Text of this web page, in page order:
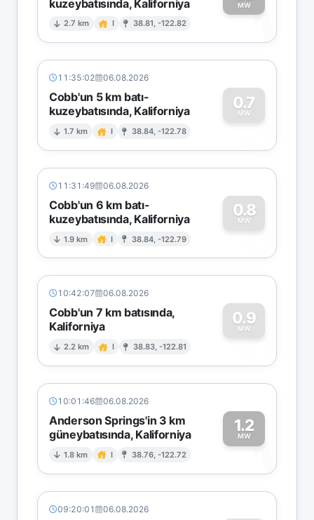
kuzeybatısında, Kaliforniya
2.7 km I 38.81, -122.82
MW1
11:35:02 06.08.2026
Cobb'un 5 km batı-
kuzeybatısında, Kaliforniya
1.7 km I 38.84, -122.78
0.7
MW
0
11:31:49 06.08.2026
Cobb'un 6 km batı-
kuzeybatısında, Kaliforniya
1.9 km I 38.84, -122.79
0.8
MW
0
10:42:07 06.08.2026
Cobb'un 7 km batısında,
Kaliforniya
2.2 km I 38.83, -122.81
0.9
MW
0
10:01:46 06.08.2026
Anderson Springs'in 3 km
güneybatısında, Kaliforniya
1.8 km I 38.76, -122.72
1.2
MW1
09:20:01 06.08.2026